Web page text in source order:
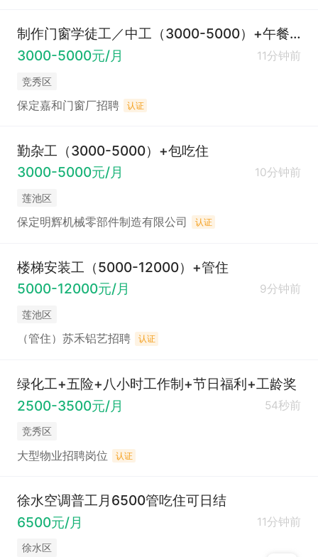
制作门窗学徒工／中工（3000-5000）+午餐免费
3000-5000元/月
11分钟前
竞秀区
保定嘉和门窗厂招聘 认证
勤杂工（3000-5000）+包吃住
3000-5000元/月
10分钟前
莲池区
保定明辉机械零部件制造有限公司 认证
楼梯安装工（5000-12000）+管住
5000-12000元/月
9分钟前
莲池区
（管住）苏禾铝艺招聘 认证
绿化工+五险+八小时工作制+节日福利+工龄奖
2500-3500元/月
54秒前
竞秀区
大型物业招聘岗位 认证
徐水空调普工月6500管吃住可日结
6500元/月
11分钟前
徐水区